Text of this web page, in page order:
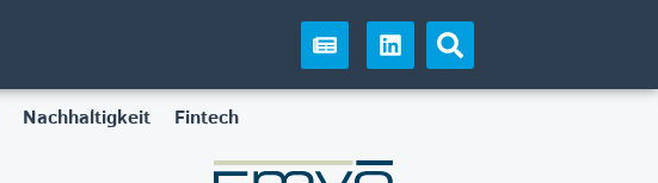
Nachhaltigkeit Fintech